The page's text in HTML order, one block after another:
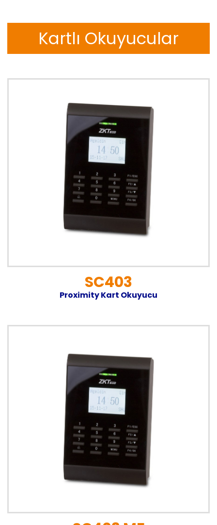
Kartlı Okuyucular
SC403
Proximity Kart Okuyucu